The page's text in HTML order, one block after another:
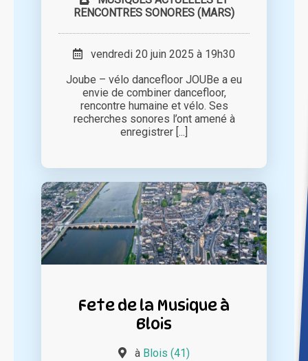
RENCONTRES SONORES (MARS)
vendredi 20 juin 2025 à 19h30
Joube – vélo dancefloor JOUBe a eu
envie de combiner dancefloor,
rencontre humaine et vélo. Ses
recherches sonores l’ont amené à
enregistrer [...]
Fete de la Musique à
Blois
à Blois (41)